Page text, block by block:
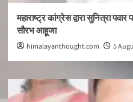
महाराष्ट्र कांग्रेस द्वारा सुनित्रा
सौरभ आहूजा
himalayanthought.com 5